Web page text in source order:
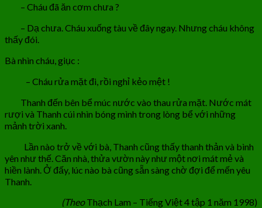
– Cháu đã ăn cơm chưa ?
– Dạ chưa. Cháu xuống tàu về đây ngay. Nhưng cháu không
thấy đói.
Bà nhìn cháu, giục :
– Cháu rửa mặt đi, rồi nghỉ kẻo mệt !
Thanh đến bên bể múc nước vào thau rửa mặt. Nước mát
rượi và Thanh cúi nhìn bóng mình trong lòng bể với những
mảnh trời xanh.
Lần nào trở về với bà, Thanh cũng thấy thanh thản và bình
yên như thế. Căn nhà, thửa vườn này như một nơi mát mẻ và
hiền lành. Ở đấy, lúc nào bà cũng sẵn sàng chờ đợi để mến yêu
Thanh.
(TheoThạch Lam – Tiếng Việt 4 tập 1 năm 1998)